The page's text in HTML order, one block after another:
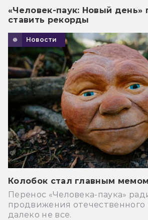
«Человек-паук: Новый день»
ставить рекорды
Новости
Колобок стал главным мемом
Перенос «Человека-паука»
продвижения
далеко не все.